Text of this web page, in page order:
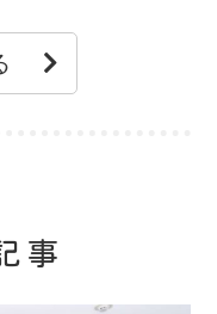
事